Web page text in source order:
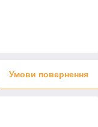
Умови повернення